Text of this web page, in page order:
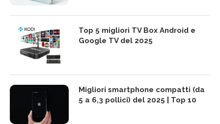
Top 5 migliori TV Box Android e
Google TV del 2025
Migliori smartphone compatti (da
5 a 6,3 pollici) del 2025 | Top 10